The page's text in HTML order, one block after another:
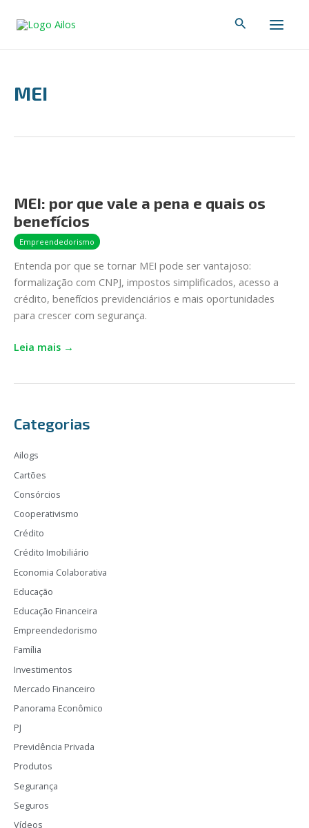
para
Pesquisar
MEI
MEI: por que vale a pena e quais os
benefícios
Empreendedorismo
Entenda por que se tornar MEI pode ser vantajoso:
formalização com CNPJ, impostos simplificados, acesso a
crédito, benefícios previdenciários e mais oportunidades
para crescer com segurança.
que
vale
a
pena
e
quais
os
benefícios
Leia mais →
Categorias
Ailogs
Cartões
Consórcios
Cooperativismo
Crédito
Crédito Imobiliário
Economia Colaborativa
Educação
Educação Financeira
Empreendedorismo
Família
Investimentos
Mercado Financeiro
Panorama Econômico
PJ
Previdência Privada
Produtos
Segurança
Seguros
Vídeos